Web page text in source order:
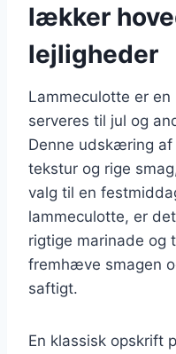
lækker
lejligheder
Lammeculotte er
serveres til jul og
Denne udskæring
tekstur og rige
valg til en
lammeculotte, er
rigtige marinade og
fremhæve smagen
saftigt.
En klassisk opskrift